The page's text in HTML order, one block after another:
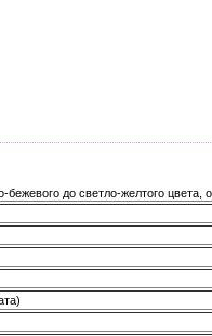
бежевого до светло-желтого